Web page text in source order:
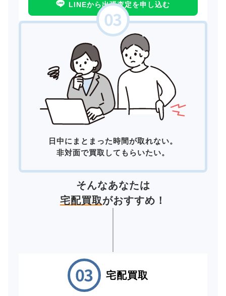
LINEから出張査定を申し込む
日中にまとまった時間が取れない。
非対面で買取してもらいたい。
そんなあなたは
宅配買取がおすすめ！
宅配買取